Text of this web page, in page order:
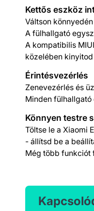
Kettős eszköz
Váltson
A fülhallgató
A kompatibilis
közelében kinyitod
Érintésvezérlés
Zenevezérlés és
Minden
Könnyen testre
Töltse le a Xiaomi
- állítsd be a
Még több funkciót